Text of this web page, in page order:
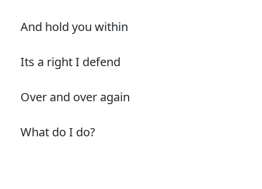
And hold you within
Its a right I defend
Over and over again
What do I do?